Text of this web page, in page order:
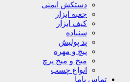
دستکش ایمنی
جعبه ابزار
کیف ابزار
سنباده
پد پولیش
پیچ و مهره
میخ و میخ پرچ
انواع چسب
تماس باما